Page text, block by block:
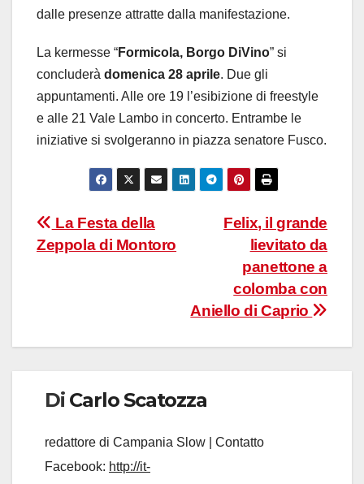
dalle presenze attratte dalla manifestazione.
La kermesse “Formicola, Borgo DiVino” si
concluderà domenica 28 aprile. Due gli
appuntamenti. Alle ore 19 l’esibizione di freestyle
e alle 21 Vale Lambo in concerto. Entrambe le
iniziative si svolgeranno in piazza senatore Fusco.
Navigazione
articoli
Felix, il grande
lievitato da
panettone a
colomba con
Aniello di Caprio
La Festa della
Zeppola di Montoro
Di Carlo Scatozza
redattore di Campania Slow | Contatto
Facebook: http://it-